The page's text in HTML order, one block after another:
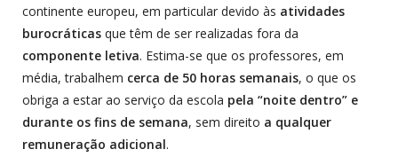
continente europeu, em particular devido às atividades
burocráticas que têm de ser realizadas fora da
componente letiva. Estima-se que os professores, em
média, trabalhem cerca de 50 horas semanais, o que os
obriga a estar ao serviço da escola pela “noite dentro” e
durante os fins de semana, sem direito a qualquer
remuneração adicional.